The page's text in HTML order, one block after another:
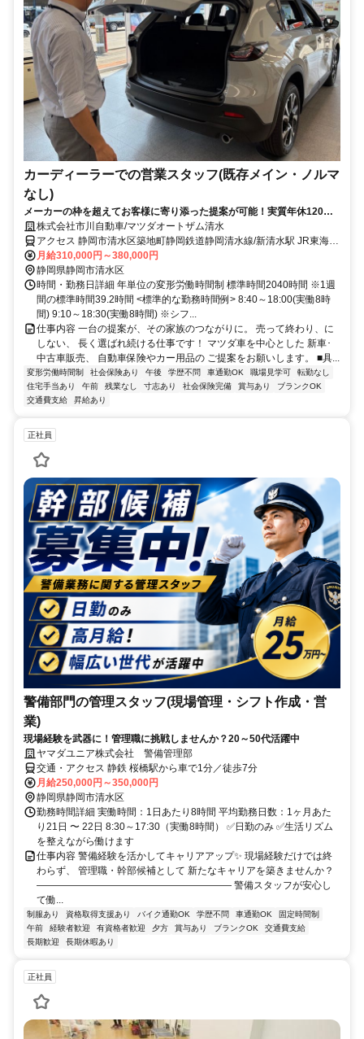
カーディーラーでの営業スタッフ(既存メイン・ノルマ
なし)
メーカーの枠を超えてお客様に寄り添った提案が可能！実質年休120日
＆残業少なめで家族との時間も大切に♪
株式会社市川自動車/マツダオートザム清水
アクセス 静岡市清水区築地町静岡鉄道静岡清水線/新清水駅 JR東海道
本線/清水駅
月給310,000円～380,000円
静岡県静岡市清水区
時間・勤務日詳細 年単位の変形労働時間制 標準時間2040時間 ※1週
間の標準時間39.2時間 <標準的な勤務時間例> 8:40～18:00(実働8時
間) 9:10～18:30(実働8時間) ※シフ...
仕事内容 一台の提案が、その家族のつながりに。 売って終わり、に
しない、 長く選ばれ続ける仕事です！ マツダ車を中心とした 新車･
中古車販売、 自動車保険やカー用品の ご提案をお願いします。 ■具...
変形労働時間制 社会保険あり 午後 学歴不問 車通勤OK 職場見学可
転勤なし
住宅手当あり
午前 残業なし 寸志あり 社会保険完備 賞与あり
ブランクOK
交通費支給
昇給あり
正社員
警備部門の管理スタッフ(現場管理・シフト作成・営
業)
現場経験を武器に！管理職に挑戦しませんか？20～50代活躍中
ヤマダユニア株式会社 警備管理部
交通・アクセス 静鉄 桜橋駅から車で1分／徒歩7分
月給250,000円～350,000円
静岡県静岡市清水区
勤務時間詳細 実働時間：1日あたり8時間 平均勤務日数：1ヶ月あた
り21日 〜 22日 8:30～17:30（実働8時間） ✅日勤のみ ✅生活リズム
を整えながら働けます
仕事内容 警備経験を活かしてキャリアアップ✨ 現場経験だけでは終
わらず、 管理職・幹部候補として 新たなキャリアを築きませんか？
―――――――――――――――――――― 警備スタッフが安心し
て働...
制服あり 資格取得支援あり バイク通勤OK 学歴不問 車通勤OK
固定時間制
午前
経験者歓迎 有資格者歓迎 夕方 賞与あり ブランクOK
交通費支給
長期歓迎
長期休暇あり
正社員